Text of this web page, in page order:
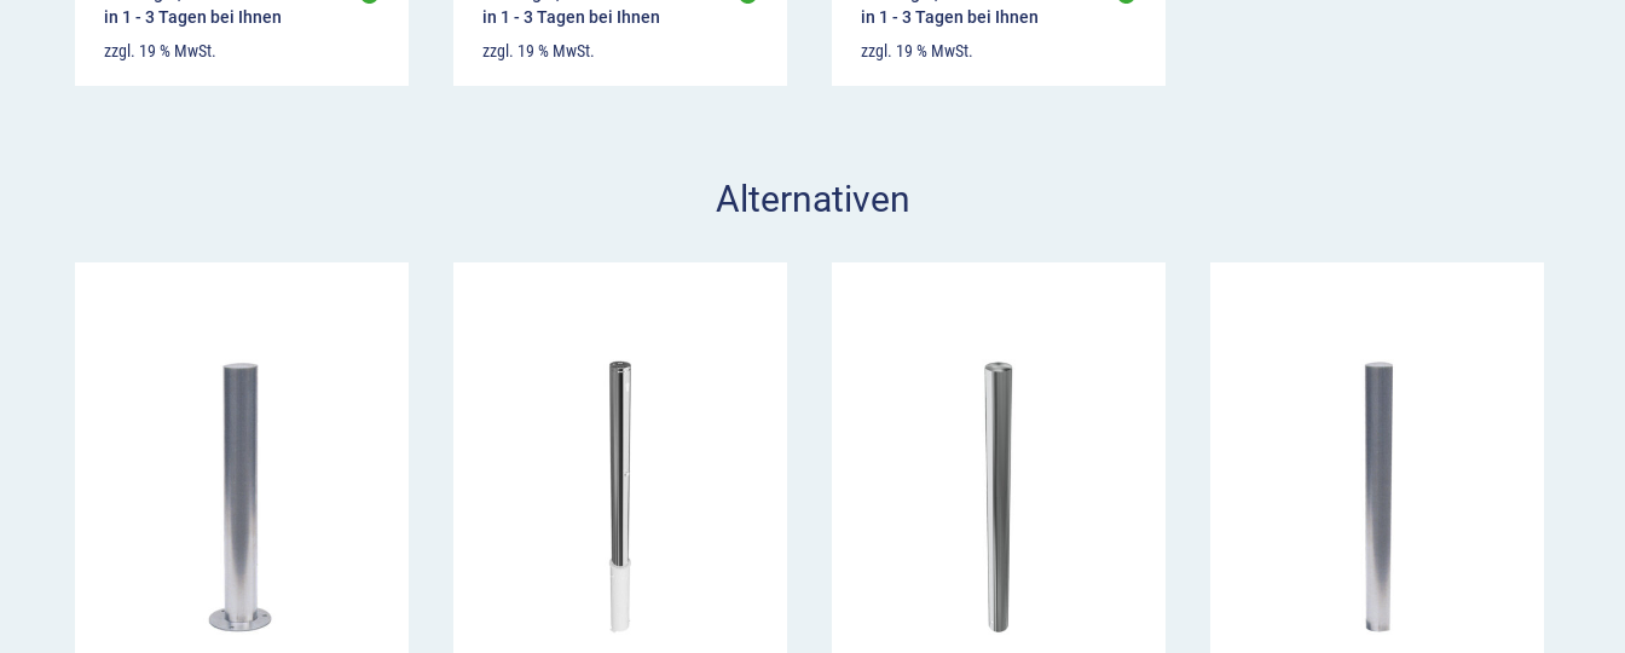
in 1 - 3 Tagen bei Ihnen
zzgl. 19 % MwSt.
in 1 - 3 Tagen bei Ihnen
zzgl. 19 % MwSt.
in 1 - 3 Tagen bei Ihnen
zzgl. 19 % MwSt.
Alternativen